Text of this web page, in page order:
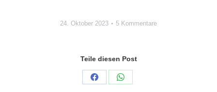
24. Oktober 2023 5 Kommentare
Teile diesen Post
Auf
Auf